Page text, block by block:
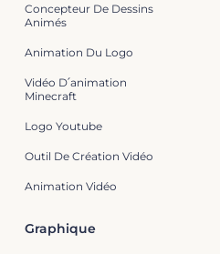
Graphique
Concepteur De Dessins
Animés
Animation Du Logo
Vidéo D՛animation
Minecraft
Logo Youtube
Outil De Création Vidéo
Animation Vidéo